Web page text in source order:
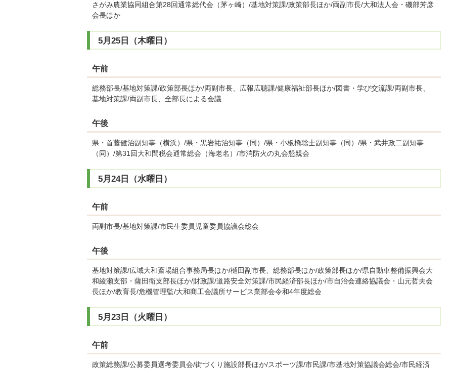
さがみ農業協同組合第28回通常総代会（茅ヶ崎）/基地対策課/政策部長ほか/両副市長/大和法人会・磯部芳彦
会長ほか
5月25日（木曜日）
午前
総務部長/基地対策課/政策部長ほか/両副市長、広報広聴課/健康福祉部長ほか/図書・学び交流課/両副市長、
基地対策課/両副市長、全部長による会議
午後
県・首藤健治副知事（横浜）/県・黒岩祐治知事（同）/県・小板橋聡士副知事（同）/県・武井政二副知事
（同）/第31回大和間税会通常総会（海老名）/市消防火の丸会懇親会
5月24日（水曜日）
午前
両副市長/基地対策課/市民生委員児童委員協議会総会
午後
基地対策課/広域大和斎場組合事務局長ほか/樋田副市長、総務部長ほか/政策部長ほか/県自動車整備振興会大
和綾瀬支部・薩田衛支部長ほか/財政課/道路安全対策課/市民経済部長ほか/市自治会連絡協議会・山元哲夫会
長ほか/教育長/危機管理監/大和商工会議所サービス業部会令和4年度総会
5月23日（火曜日）
午前
政策総務課/公募委員選考委員会/街づくり施設部長ほか/スポーツ課/市民課/市基地対策協議会総会/市民経済